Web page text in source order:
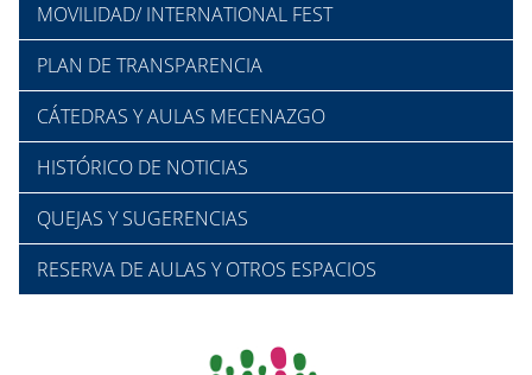
MOVILIDAD/ INTERNATIONAL FEST
PLAN DE TRANSPARENCIA
CÁTEDRAS Y AULAS MECENAZGO
HISTÓRICO DE NOTICIAS
QUEJAS Y SUGERENCIAS
RESERVA DE AULAS Y OTROS ESPACIOS